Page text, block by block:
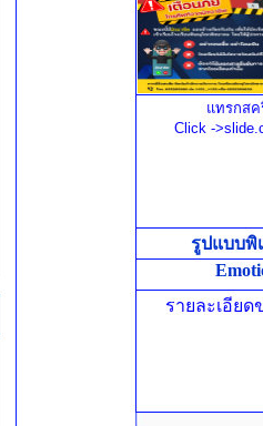
แทรกสค
Click -
รูปแบบพิ
รายละเอียด